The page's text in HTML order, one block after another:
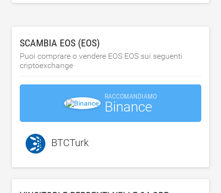
SCAMBIA EOS (EOS)
Puoi comprare o vendere EOS EOS sui seguenti
criptoexchange
RACCOMANDIAMO
Binance
BTCTurk